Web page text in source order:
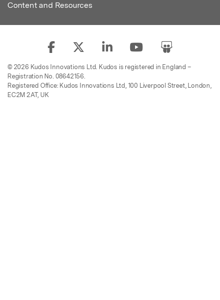
Content and Resources
© 2026 Kudos Innovations Ltd. Kudos is registered in England –
Registration No. 08642156.
Registered Office: Kudos Innovations Ltd, 100 Liverpool Street, London,
EC2M 2AT, UK